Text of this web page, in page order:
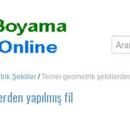
Şekiller /Temel geometrik
yapılmış fil